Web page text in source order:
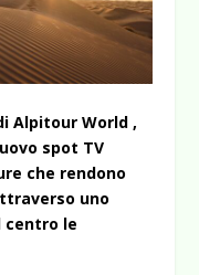
Alpitour World ,
spot TV
che rendono
uno
le